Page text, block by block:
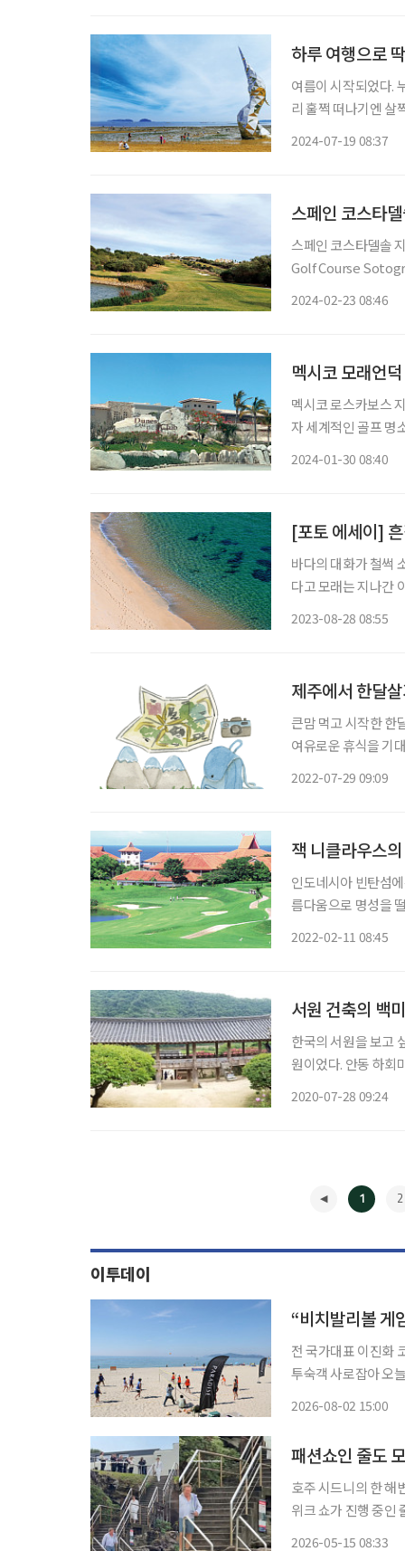
하루 여행으로
여름이 시작되었다.
리 훌쩍 떠나기엔 살
2024-07-19 08:37
스페인 코스타
스페인 코스타델솔
Golf Course
2024-02-23 08:46
멕시코 모래언
멕시코 로스카보스
자 세계적인 골프 명
2024-01-30 08:40
[포토 에세이]
바다의 대화가 철썩
다고 모래는 지나간
2023-08-28 08:55
제주에서 한달
큰맘 먹고 시작한 한
여유로운 휴식을 기
2022-07-29 09:09
잭 니클라우스
인도네시아 빈탄섬
름다움으로 명성을
2022-02-11 08:45
서원 건축의 백
한국의 서원을 보고
원이었다. 안동 하회
2020-07-28 09:24
1 2
이투데이
전 국가대표 이진화
투숙객 사로잡아 오
2026-08-02 15:00
패션쇼인 줄도
호주 시드니의 한 해
위크 쇼가 진행 중인
2026-05-15 08:33